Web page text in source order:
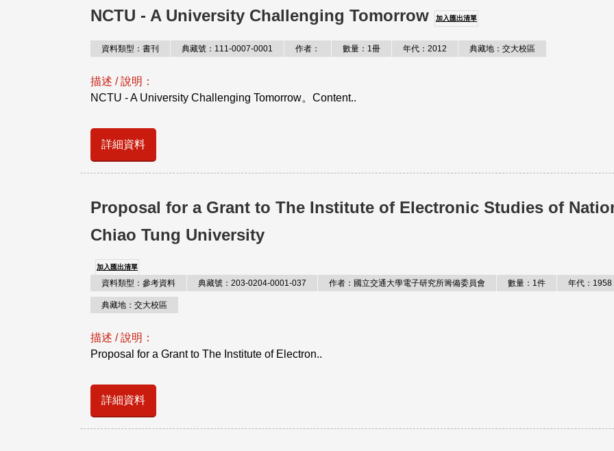
NCTU - A University Challenging Tomorrow 加入匯出清單
資料類型：書刊 典藏號：111-0007-0001 作者： 數量：1冊 年代：2012 典藏地：交大校區
描述 / 說明：
NCTU - A University Challenging Tomorrow。Content..
詳細資料
Proposal for a Grant to The Institute of Electronic Studies of
Chiao Tung University
加入匯出清單
資料類型：參考資料 典藏號：203-0204-0001-037 作者：國立交通大學電子研究所籌備委員會 數量：1件 年代：1958
典藏地：交大校區
描述 / 說明：
Proposal for a Grant to The Institute of Electron..
詳細資料